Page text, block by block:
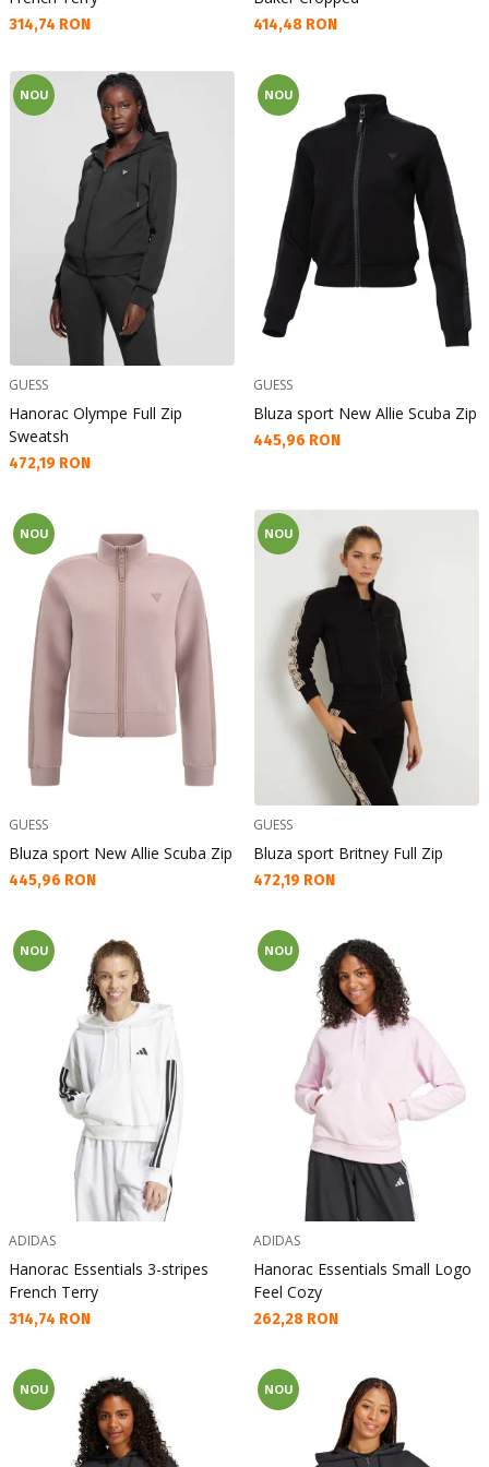
Текуща цена:
314,74 RON Текуща цена:
414,48 RON
NOU
GUESS
Hanorac Olympe Full Zip
Sweatsh
Текуща цена:
472,19 RON
NOU
GUESS
Bluza sport New Allie Scuba Zip
Текуща цена:
445,96 RON
NOU
GUESS
Bluza sport New Allie Scuba Zip
Текуща цена:
445,96 RON
NOU
GUESS
Bluza sport Britney Full Zip
Текуща цена:
472,19 RON
NOU
ADIDAS
Hanorac Essentials 3-stripes
French Terry
Текуща цена:
314,74 RON
NOU
ADIDAS
Hanorac Essentials Small Logo
Feel Cozy
Текуща цена:
262,28 RON
NOU NOU